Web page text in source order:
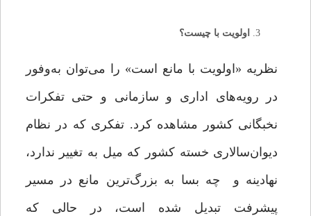
اولویت با چیست؟
نظریه «اولویت با مانع است» را می‌توان به‌وفور
در رویه‌های اداری و سازمانی و حتی تفکرات
نخبگانی کشور مشاهده کرد. تفکری که در نظام
دیوان‌سالاری خسته‌ کشور که میل به تغییر ندارد،
نهادینه و چه بسا به بزرگ‌ترین مانع‌ در مسیر
پیشرفت تبدیل شده است، در حالی که